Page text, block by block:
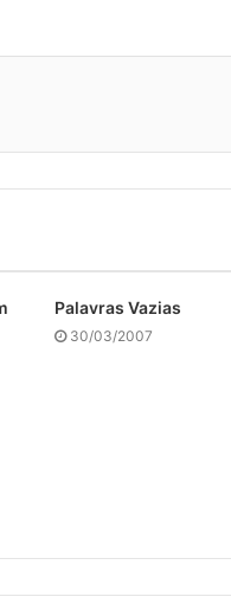
Palavras Vazias
30/03/2007